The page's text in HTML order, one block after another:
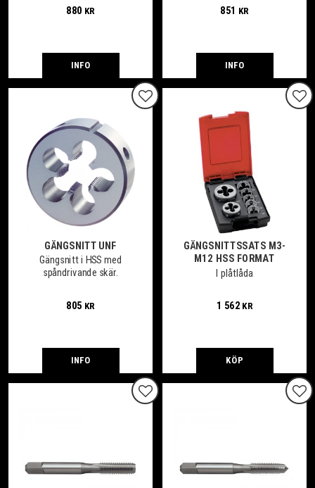
880 KR
INFO
851 KR
INFO
GÄNGSNITT UNF
Gängsnitt i HSS med
spåndrivande skär.
805 KR
Lägg till i favoriter
INFO
GÄNGSNITTSSATS M3-
M12 HSS FORMAT
I plåtlåda
1 562KR
KÖP
Lägg till i favoriter